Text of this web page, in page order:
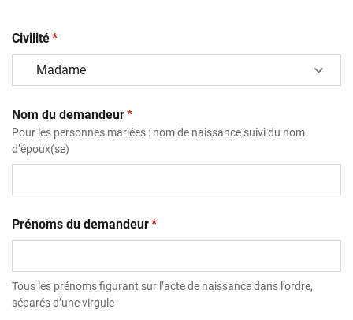
Civilité(obligatoire)
*
Nom du demandeur(obligatoire)
*
Pour les personnes mariées : nom de naissance suivi du nom
d’époux(se)
Prénoms du demandeur(obligatoire)
*
Tous les prénoms figurant sur l’acte de naissance dans l’ordre,
séparés d’une virgule